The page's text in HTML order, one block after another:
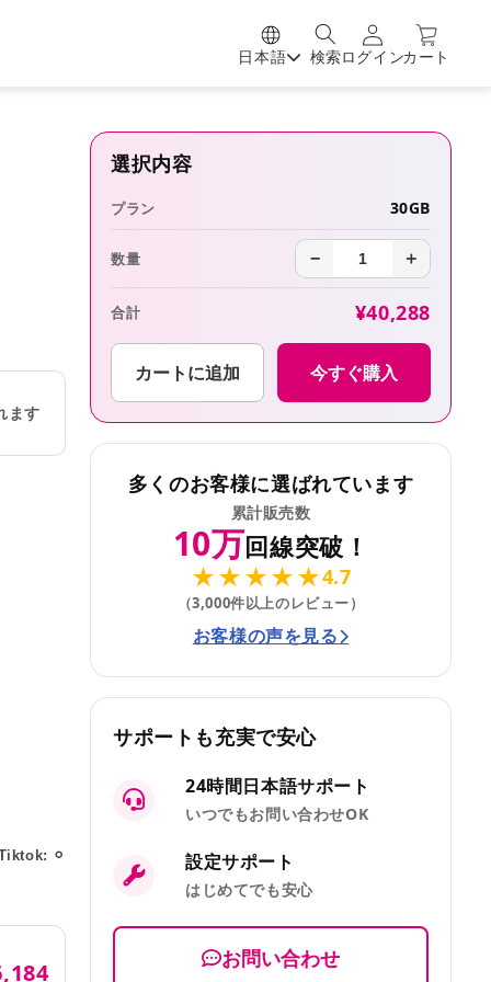
日本語 検索ログインカート
ます
⚪︎
選択内容
プラン 30GB
数量 − ＋
合計 ¥40,288
カートに追加 今すぐ購入
多くのお客様に選ばれています
累計販売数
10万回線突破！
★★★★★4.7
（3,000件以上のレビュー）
お客様の声を見る
サポートも充実で安心
24時間日本語サポート
いつでもお問い合わせOK
設定サポート
はじめてでも安心
お問い合わせ